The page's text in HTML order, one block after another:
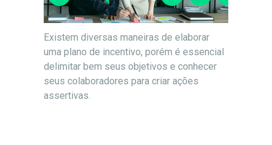
Existem diversas maneiras de elaborar
uma plano de incentivo, porém é essencial
delimitar bem seus objetivos e conhecer
seus colaboradores para criar ações
assertivas.